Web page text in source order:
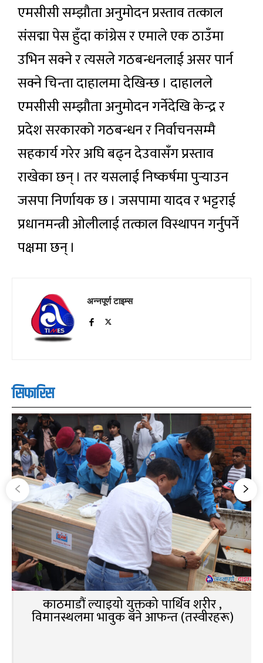
एमसीसी सम्झौता अनुमोदन प्रस्ताव तत्काल
संसद्मा पेस हुँदा कांग्रेस र एमाले एक ठाउँमा
उभिन सक्ने र त्यसले गठबन्धनलाई असर पार्न
सक्ने चिन्ता दाहालमा देखिन्छ । दाहालले
एमसीसी सम्झौता अनुमोदन गर्नेदेखि केन्द्र र
प्रदेश सरकारको गठबन्धन र निर्वाचनसम्मै
सहकार्य गरेर अघि बढ्न देउवासँग प्रस्ताव
राखेका छन् । तर यसलाई निष्कर्षमा पुर्‍याउन
जसपा निर्णायक छ । जसपामा यादव र भट्टराई
प्रधानमन्त्री ओलीलाई तत्काल विस्थापन गर्नुपर्ने
पक्षमा छन् ।
अन्नपूर्ण टाइम्स
सिफारिस
काठमाडौं ल्याइयो युक्तको पार्थिव शरीर ,
विमानस्थलमा भावुक बने आफन्त (तस्वीरहरू)